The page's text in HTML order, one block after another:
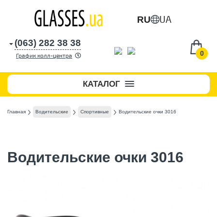
RU UA
0
(063) 282 38 38
График колл-центра
КАТАЛОГ
Главная Водительские Спортивные Водительские очки 3016
Водительские очки 3016